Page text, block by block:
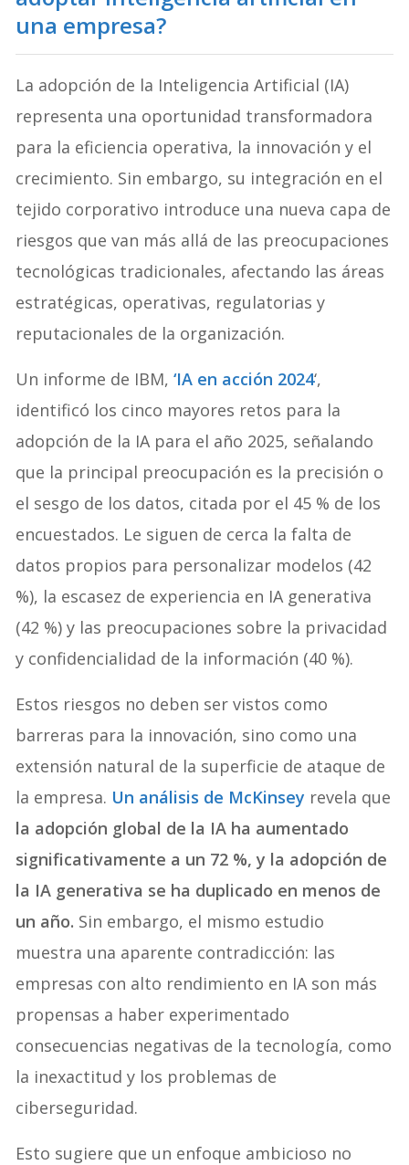
una empresa?
La adopción de la Inteligencia Artificial (IA)
representa una oportunidad transformadora
para la eficiencia operativa, la innovación y el
crecimiento. Sin embargo, su integración en el
tejido corporativo introduce una nueva capa de
riesgos que van más allá de las preocupaciones
tecnológicas tradicionales, afectando las áreas
estratégicas, operativas, regulatorias y
reputacionales de la organización.
Un informe de IBM,‘IA en acción 2024‘,
identificó los cinco mayores retos para la
adopción de la IA para el año 2025, señalando
que la principal preocupación es la precisión o
el sesgo de los datos, citada por el 45 % de los
encuestados. Le siguen de cerca la falta de
datos propios para personalizar modelos (42
%), la escasez de experiencia en IA generativa
(42 %) y las preocupaciones sobre la privacidad
y confidencialidad de la información (40 %).
Estos riesgos no deben ser vistos como
barreras para la innovación, sino como una
extensión natural de la superficie de ataque de
la empresa. Un análisis de McKinsey revela que
la adopción global de la IA ha aumentado
significativamente a un 72 %, y la adopción de
la IA generativa se ha duplicado en menos de
un año. Sin embargo, el mismo estudio
muestra una aparente contradicción: las
empresas con alto rendimiento en IA son más
propensas a haber experimentado
consecuencias negativas de la tecnología, como
la inexactitud y los problemas de
ciberseguridad.
Esto sugiere que un enfoque ambicioso no